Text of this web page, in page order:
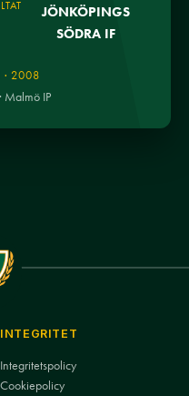
JÖNKÖPINGS
SÖDRA IF
· 2008
Malmö IP
INTEGRITET
Integritetspolicy
Cookiepolicy